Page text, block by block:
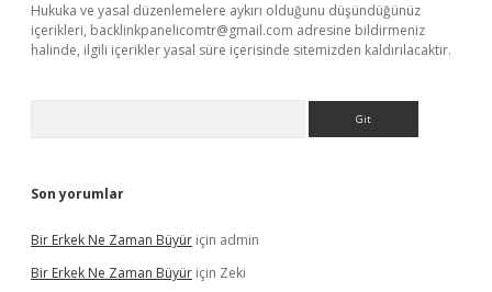
Hukuka ve yasal düzenlemelere aykırı olduğunu düşündüğünüz
içerikleri, backlinkpanelicomtr@gmail.com adresine bildirmeniz
halinde, ilgili içerikler yasal süre içerisinde sitemizden kaldırılacaktır.
Son yorumlar
Bir Erkek Ne Zaman Büyür için admin
Bir Erkek Ne Zaman Büyür için Zeki